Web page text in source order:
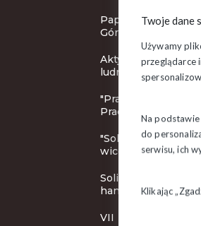
Twoje dane
Używamy
przeglądarce
Na podstawie
do
serwisu, ich
Klikając
Papież Franciszek
Górze
Aktywnosć
ludności Polski
"Pracodawca
Pracownikom"
"Solidarność"
wicemistrzem
Solidarni z
handlu
VII Turniej Piłki